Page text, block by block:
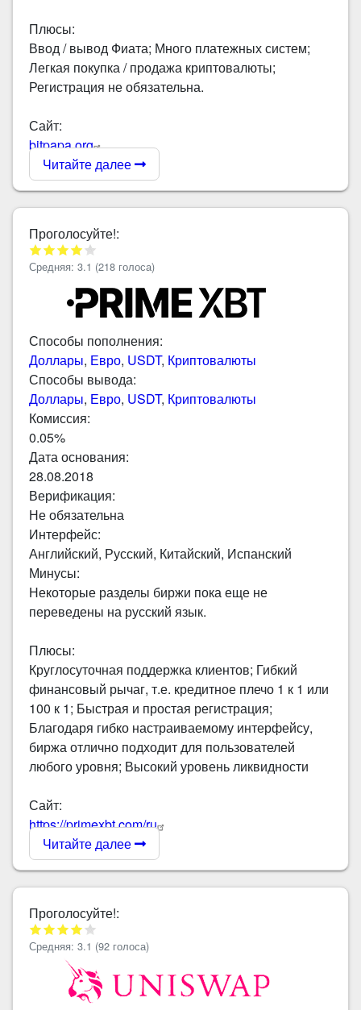
Плюсы:
Ввод / вывод Фиата; Много платежных систем;
Легкая покупка / продажа криптовалюты;
Регистрация не обязательна.
Сайт:
bitpapa.org
Читайте далее
Проголосуйте!:
Средняя: 3.1 (218 голоса)
Способы пополнения:
Доллары, Евро, USDT, Криптовалюты
Способы вывода:
Доллары, Евро, USDT, Криптовалюты
Комиссия:
0.05%
Дата основания:
28.08.2018
Верификация:
Не обязательна
Интерфейс:
Английский, Русский, Китайский, Испанский
Минусы:
Некоторые разделы биржи пока еще не
переведены на русский язык.
Плюсы:
Круглосуточная поддержка клиентов; Гибкий
финансовый рычаг, т.е. кредитное плечо 1 к 1 или
100 к 1; Быстрая и простая регистрация;
Благодаря гибко настраиваемому интерфейсу,
биржа отлично подходит для пользователей
любого уровня; Высокий уровень ликвидности
Сайт:
https://primexbt.com/ru
Читайте далее
Проголосуйте!:
Средняя: 3.1 (92 голоса)